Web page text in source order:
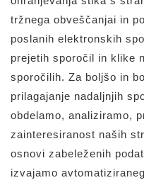
tržnega obveščanjai in
poslanih elektronskih
prejetih sporočil in klike
sporočilih. Za boljšo in
prilagajanje nadaljnjih
obdelamo, analiziramo,
zainteresiranost naših
osnovi zabeleženih
izvajamo